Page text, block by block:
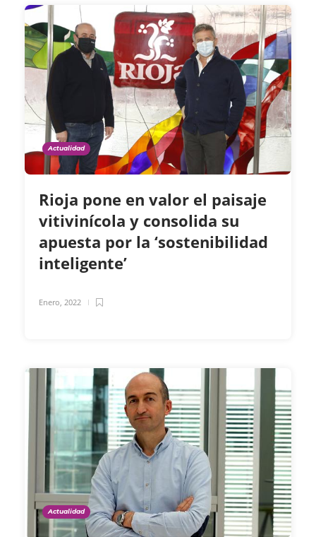
Actualidad
Rioja pone en valor el paisaje
vitivinícola y consolida su
apuesta por la ‘sostenibilidad
inteligente’
Enero, 2022
Actualidad